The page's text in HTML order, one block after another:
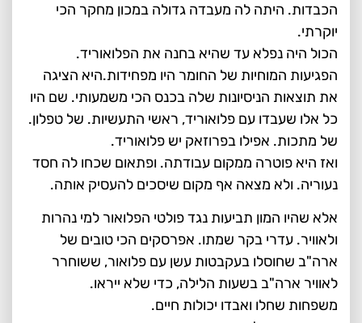
הכבדות. היתה לה מעבדה גדולה במכון מחקר הכי
יוקרתי.
הכול היה נפלא עד שהיא בחנה את הפלואוריד.
הפגיעות המוחיות של החומר היו מפחידות.היא הציגה
את תוצאות הניסיונות שלה בכנס הכי משמעותי. שם היו
כל אלו שעבדו עם פלואוריד, ראשי התעשיות. של טפלון.
של מתכות. אפילו בפרוזאק יש פלואוריד.
ואז היא פוטרה ממקום עבודתה. ופתאום שכחו לה חסד
נעוריה. ולא מצאה אף מקום שיסכים להעסיק אותה.
אלא שהיו המון תביעות נגד פולטי הפלואור למי נהרות
ולאוויר. עדרי בקר שמתו. אפרסקים הכי טובים של
ארה"ב שחוסלו בעקבטות עשן עם פלואור, ששוחרר
לאוויר ארה"ב בשעות הלילה, כדי שלא ייראו.
משפחות שחלו ואבדו יכולות חיים.